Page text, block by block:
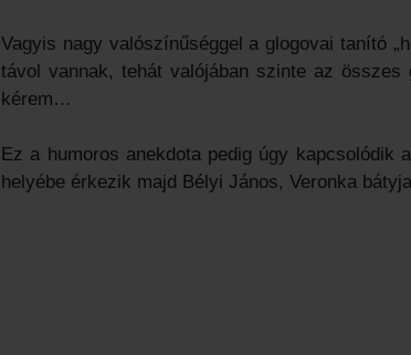
Vagyis nagy valószínűséggel a glogovai tanító
távol vannak, tehát valójában szinte az
kérem…
Ez a humoros anekdota pedig úgy kapcsolódik
helyébe érkezik majd Bélyi János, Veronka